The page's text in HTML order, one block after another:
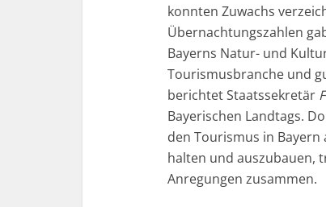
konnten Zuwachs
Übernachtungszahlen
Bayerns Natur- und
Tourismusbranche und
berichtet Staatssekretär
Bayerischen Landtags.
den Tourismus in
halten und auszubauen,
Anregungen zusammen.